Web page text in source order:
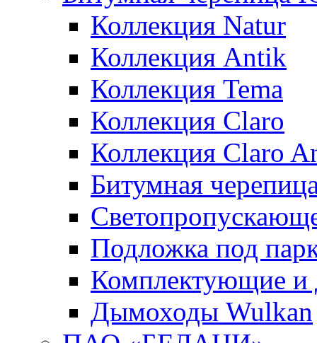
Коллекция Natur
Коллекция Antik
Коллекция Tema
Коллекция Claro
Коллекция Claro
Битумная
Подложка под
Комплектующие и
Дымоходы Wulkan